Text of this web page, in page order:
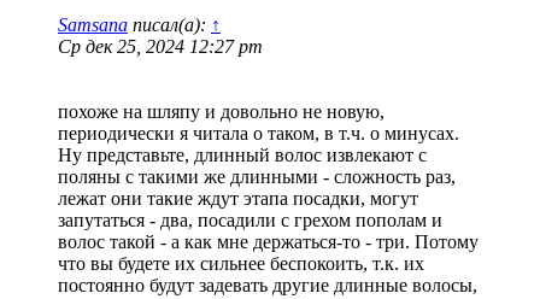
Samsana писал(а): ↑
Ср дек 25, 2024 12:27 pm
похоже на шляпу и довольно не новую,
периодически я читала о таком, в т.ч. о минусах.
Ну представьте, длинный волос извлекают с
поляны с такими же длинными - сложность раз,
лежат они такие ждут этапа посадки, могут
запутаться - два, посадили с грехом пополам и
волос такой - а как мне держаться-то - три. Потому
что вы будете их сильнее беспокоить, т.к. их
постоянно будут задевать другие длинные волосы,